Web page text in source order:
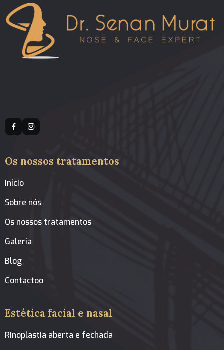
Os nossos tratamentos
Início
Sobre nós
Os nossos tratamentos
Galeria
Blog
Contactoo
Estética facial e nasal
Rinoplastia aberta e fechada